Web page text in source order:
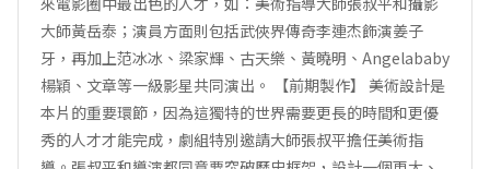
大師黃岳泰；演員方面則包括武俠界傳奇李連杰飾演姜子
牙，再加上范冰冰、梁家輝、古天樂、黃曉明、Angelababy
楊穎、文章等一級影星共同演出。 【前期製作】 美術設計是
本片的重要環節，因為這獨特的世界需要更長的時間和更優
秀的人才才能完成，劇組特別邀請大師張叔平擔任美術指